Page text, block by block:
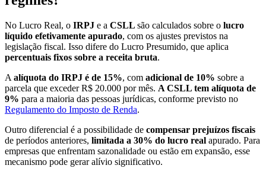
No Lucro Real, o IRPJ e a CSLL são calculados sobre o lucro
líquido efetivamente apurado, com os ajustes previstos na
legislação fiscal. Isso difere do Lucro Presumido, que aplica
percentuais fixos sobre a receita bruta.
A alíquota do IRPJ é de 15%, com adicional de 10% sobre a
parcela que exceder R$ 20.000 por mês. A CSLL tem alíquota de
9% para a maioria das pessoas jurídicas, conforme previsto no
Regulamento do Imposto de Renda.
Outro diferencial é a possibilidade de compensar prejuízos fiscais
de períodos anteriores, limitada a 30% do lucro real apurado. Para
empresas que enfrentam sazonalidade ou estão em expansão, esse
mecanismo pode gerar alívio significativo.